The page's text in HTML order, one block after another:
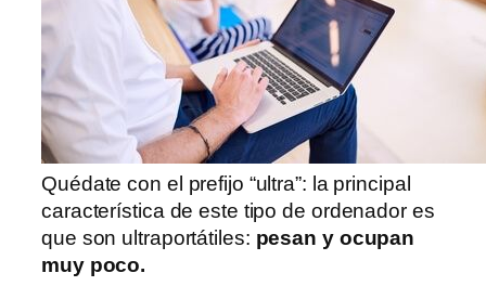
Quédate con el prefijo “ultra”: la principal
característica de este tipo de ordenador es
que son ultraportátiles: pesan y ocupan
muy poco.